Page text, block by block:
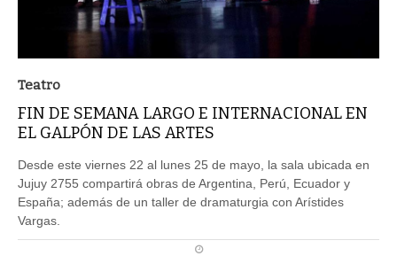
Teatro
FIN DE SEMANA LARGO E INTERNACIONAL EN
EL GALPÓN DE LAS ARTES
Desde este viernes 22 al lunes 25 de mayo, la sala ubicada en
Jujuy 2755 compartirá obras de Argentina, Perú, Ecuador y
España; además de un taller de dramaturgia con Arístides
Vargas.